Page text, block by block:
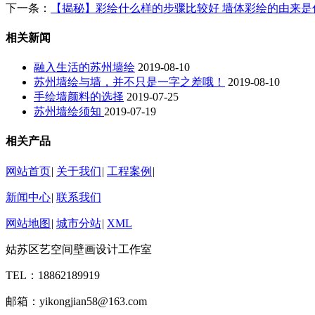
下一条： 【揭秘】彩绘什么样的步骤比较好 墙体彩绘的由来是
相关新闻
融入生活的苏州墙绘 2019-08-10
苏州墙绘与墙，并不只是一字之差哦！
2019-08-10
手绘墙颜料的选择 2019-07-25
苏州墙绘须知 2019-07-19
相关产品
网站首页| 关于我们| 工程案例 |
新闻中心| 联系我们
网站地图 | 城市分站| XML
姑苏区艺空间壁画设计工作室
TEL：18862189919
邮箱：yikongjian58@163.com